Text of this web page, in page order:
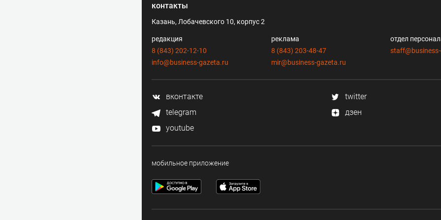
контакты
Казань, Лобачевского 10, корпус 2
редакция
8 (843) 202-12-10
info@business-gazeta.ru
реклама
8 (843) 203-48-47
mir@business-gazeta.ru
отдел
вконтакте
twitter
telegram
дзен
youtube
мобильное приложение